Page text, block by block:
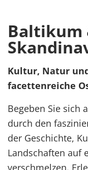
Baltikum
Kultur, Natur
facettenreiche
Begeben Sie sich
durch den
der Geschichte,
Landschaften auf
verschmelzen.